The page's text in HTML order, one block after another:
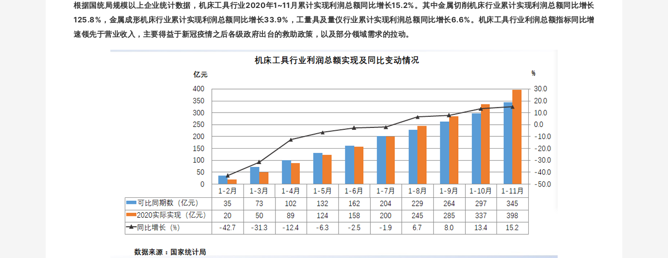
根据国统局规模以上企业统计数据，机床工具行业2020年1~11月累计实现利润总额同比增长15.2%。其中金属切削机床行业累计实现利润总额同比增长
125.8%，金属成形机床行业累计实现利润总额同比增长33.9%，工量具及量仪行业累计实现利润总额同比增长6.6%。机床工具行业利润总额指标同比增
速领先于营业收入，主要得益于新冠疫情之后各级政府出台的救助政策，以及部分领域需求的拉动。